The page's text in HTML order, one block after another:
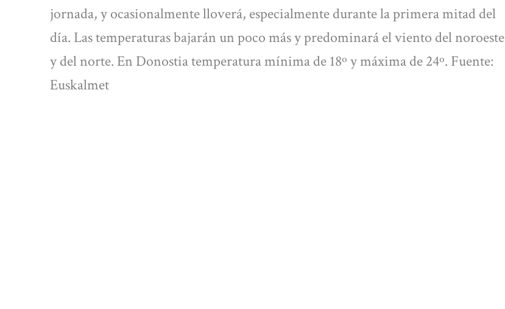
jornada, y ocasionalmente lloverá, especialmente durante la primera mitad del
día. Las temperaturas bajarán un poco más y predominará el viento del noroeste
y del norte. En Donostia temperatura mínima de 18º y máxima de 24º. Fuente:
Euskalmet